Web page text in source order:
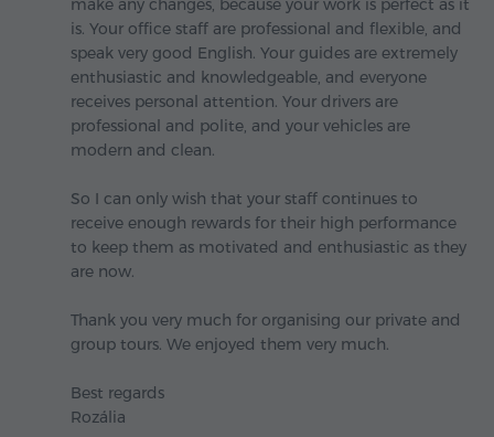
make any changes, because your work is perfect as it
is. Your office staff are professional and flexible, and
speak very good English. Your guides are extremely
enthusiastic and knowledgeable, and everyone
receives personal attention. Your drivers are
professional and polite, and your vehicles are
modern and clean.
So I can only wish that your staff continues to
receive enough rewards for their high performance
to keep them as motivated and enthusiastic as they
are now.
Thank you very much for organising our private and
group tours. We enjoyed them very much.
Best regards
Rozália